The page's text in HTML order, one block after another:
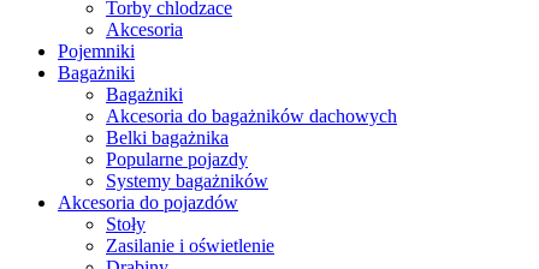
Torby chlodzace
Akcesoria
Pojemniki
Bagażniki
Bagażniki
Akcesoria do bagażników dachowych
Belki bagażnika
Popularne pojazdy
Systemy bagażników
Akcesoria do pojazdów
Stoły
Zasilanie i oświetlenie